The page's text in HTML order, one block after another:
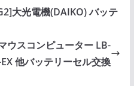
大光電機(DAIKO) バッテ
ウスコンピューター LB-
他バッテリーセル交換